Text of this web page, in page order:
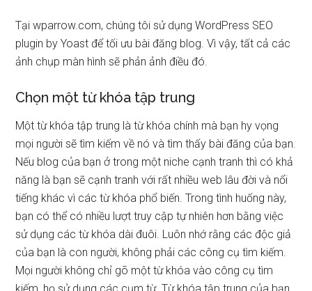
Tại wparrow.com, chúng tôi sử dụng WordPress SEO
plugin by Yoast để tối ưu bài đăng blog. Vì vậy, tất cả các
ảnh chụp màn hình sẽ phản ảnh điều đó.
Chọn một từ khóa tập trung
Một từ khóa tập trung là từ khóa chính mà bạn hy vọng
mọi người sẽ tìm kiếm về nó và tìm thấy bài đăng của bạn.
Nếu blog của bạn ở trong một niche cạnh tranh thì có khả
năng là bạn sẽ cạnh tranh với rất nhiều web lâu đời và nổi
tiếng khác vì các từ khóa phổ biến. Trong tình huống này,
bạn có thể có nhiều lượt truy cập tự nhiên hơn bằng việc
sử dụng các từ khóa dài đuôi. Luôn nhớ rằng các độc giả
của bạn là con người, không phải các công cụ tìm kiếm.
Mọi người không chỉ gõ một từ khóa vào công cụ tìm